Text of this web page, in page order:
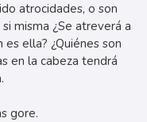
atrocidades, o son
misma ¿Se atreverá a
ella? ¿Quiénes son
en la cabeza tendrá
gore.